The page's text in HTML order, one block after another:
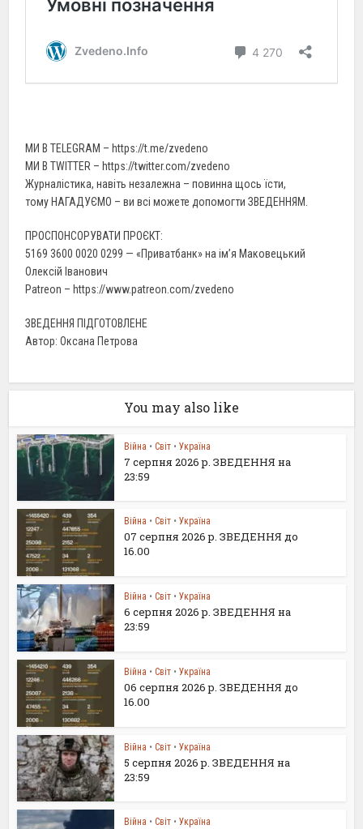
МИ В TELEGRAM – https://t.me/zvedeno
МИ В TWITTER – https://twitter.com/zvedeno
Журналістика, навіть незалежна – повинна щось їсти,
тому НАГАДУЄМО – ви всі можете допомогти ЗВЕДЕННЯМ.
ПРОСПОНСОРУВАТИ ПРОЄКТ:
5169 3600 0020 0299 — «Приватбанк» на ім’я Маковецький
Олексій Іванович
Patreon – https://www.patreon.com/zvedeno
ЗВЕДЕННЯ ПІДГОТОВЛЕНЕ
Автор: Оксана Петрова
You may also like
Війна • Світ • Україна
7 серпня 2026 р. ЗВЕДЕННЯ на
23:59
Війна • Світ • Україна
07 серпня 2026 р. ЗВЕДЕННЯ до
16.00
Війна • Світ • Україна
6 серпня 2026 р. ЗВЕДЕННЯ на
23:59
Війна • Світ • Україна
06 серпня 2026 р. ЗВЕДЕННЯ до
16.00
Війна • Світ • Україна
5 серпня 2026 р. ЗВЕДЕННЯ на
23:59
Війна • Світ • Україна